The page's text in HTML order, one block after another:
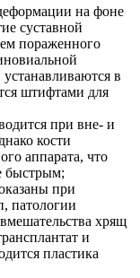
на фоне
суставной
пораженного
в
штифтами для
при вне- и
кости
аппарата, что
быстрым;
при
патологии
хрящ
и
пластика